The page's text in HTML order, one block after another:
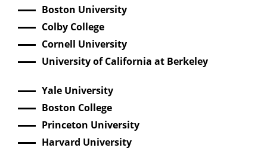
Boston University
Colby College
Cornell University
University of California at Berkeley
Yale University
Boston College
Princeton University
Harvard University